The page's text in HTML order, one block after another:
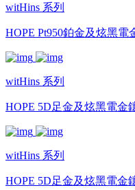
witHins 系列
HOPE Pt950鉑金及炫黑電
witHins 系列
HOPE 5D足金及炫黑電金
witHins 系列
HOPE 5D足金及炫黑電金